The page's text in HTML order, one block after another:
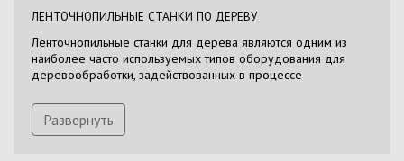
ЛЕНТОЧНОПИЛЬНЫЕ СТАНКИ ПО ДЕРЕВУ
Ленточнопильные станки для дерева являются одним из
наиболее часто используемых типов оборудования для
деревообработки, задействованных в процессе
обладают возможностью совершать разрезы под
множеством углов с максимальной глубиной до 483 мм.
Высокая производительность и скорость реза
Развернуть